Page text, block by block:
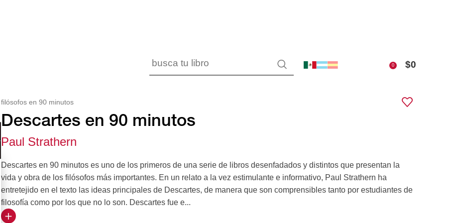
0 $0
filósofos en 90 minutos
Descartes en 90 minutos
Paul Strathern
Descartes en 90 minutos es uno de los primeros de una serie de libros desenfadados y distintos que presentan la
vida y obra de los filósofos más importantes. En un relato a la vez estimulante e informativo, Paul Strathern ha
entretejido en el texto las ideas principales de Descartes, de manera que son comprensibles tanto por estudiantes de
filosofía como por los que no lo son. Descartes fue e...